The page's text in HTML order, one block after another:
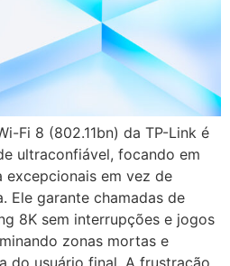
Fi 8 (802.11bn) da TP-Link é
ultraconfiável, focando em
em vez de
Ele garante chamadas de
8K sem interrupções e jogos
zonas mortas e